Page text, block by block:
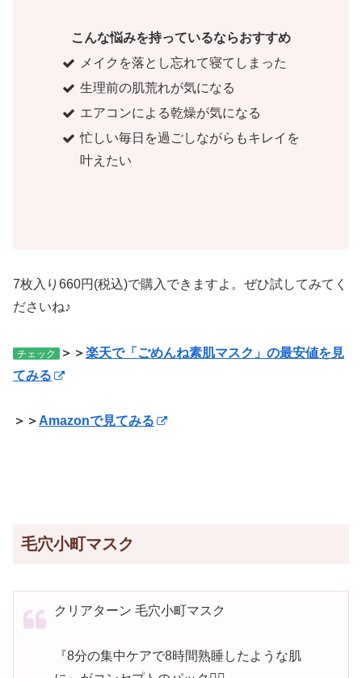
こんな悩みを持っているならおすすめ
メイクを落とし忘れて寝てしまった
生理前の肌荒れが気になる
エアコンによる乾燥が気になる
忙しい毎日を過ごしながらもキレイを
叶えたい
7枚入り660円(税込)で購入できますよ。ぜひ試してみてく
ださいね♪
チェック ＞＞楽天で「ごめんね素肌マスク」の最安値を見
てみる
＞＞ Amazonで見てみる
毛穴小町マスク
クリアターン 毛穴小町マスク
『8分の集中ケアで8時間熟睡したような肌